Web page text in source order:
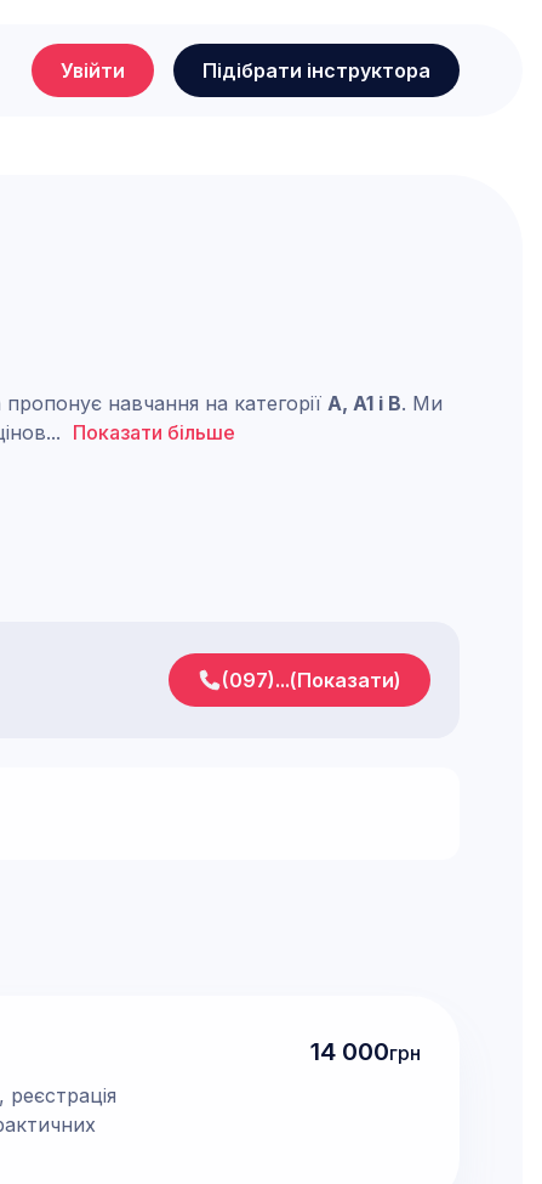
Увійти Підібрати інструктора
пропонує навчання на категорії A, A1 і B. Ми
... Показати більше
(097)...(Показати)
14 000грн